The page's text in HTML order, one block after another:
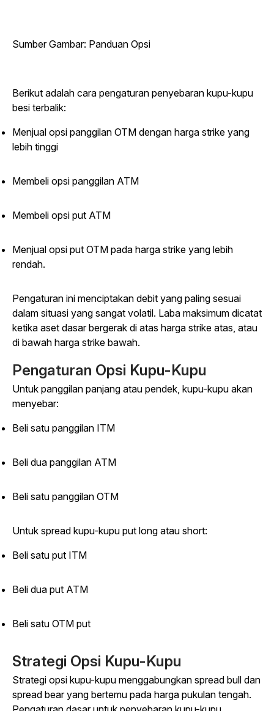
Sumber Gambar: Panduan Opsi
Berikut adalah cara pengaturan penyebaran kupu-kupu
besi terbalik:
Menjual opsi panggilan OTM dengan harga strike yang
lebih tinggi
Membeli opsi panggilan ATM
Membeli opsi put ATM
Menjual opsi put OTM pada harga strike yang lebih
rendah.
Pengaturan ini menciptakan debit yang paling sesuai
dalam situasi yang sangat volatil. Laba maksimum dicatat
ketika aset dasar bergerak di atas harga strike atas, atau
di bawah harga strike bawah.
Pengaturan Opsi Kupu-Kupu
Untuk panggilan panjang atau pendek, kupu-kupu akan
menyebar:
Beli satu panggilan ITM
Beli dua panggilan ATM
Beli satu panggilan OTM
Untuk spread kupu-kupu put long atau short:
Beli satu put ITM
Beli dua put ATM
Beli satu OTM put
Strategi Opsi Kupu-Kupu
Strategi opsi kupu-kupu menggabungkan spread bull dan
spread bear yang bertemu pada harga pukulan tengah.